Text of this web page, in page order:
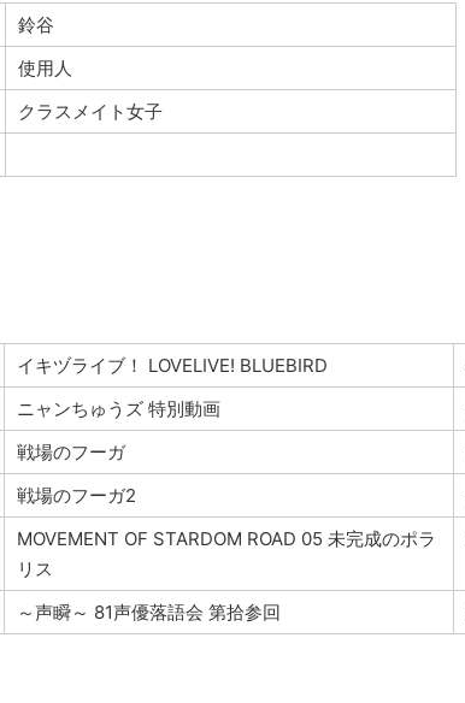
鈴谷
使用人
クラスメイト女子
イキヅライブ！ LOVELIVE! BLUEBIRD
ニャンちゅうズ 特別動画
戦場のフーガ
戦場のフーガ2
MOVEMENT OF STARDOM ROAD 05 未完成のポラ
リス
～声瞬～ 81声優落語会 第拾参回